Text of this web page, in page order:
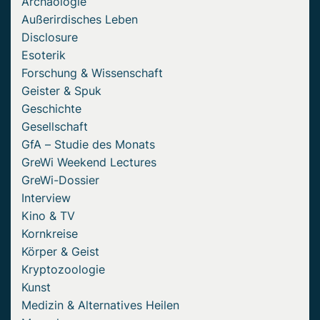
Außerirdisches Leben
Disclosure
Esoterik
Forschung & Wissenschaft
Geister & Spuk
Geschichte
Gesellschaft
GfA – Studie des Monats
GreWi Weekend Lectures
GreWi-Dossier
Interview
Kino & TV
Kornkreise
Körper & Geist
Kryptozoologie
Kunst
Medizin & Alternatives Heilen